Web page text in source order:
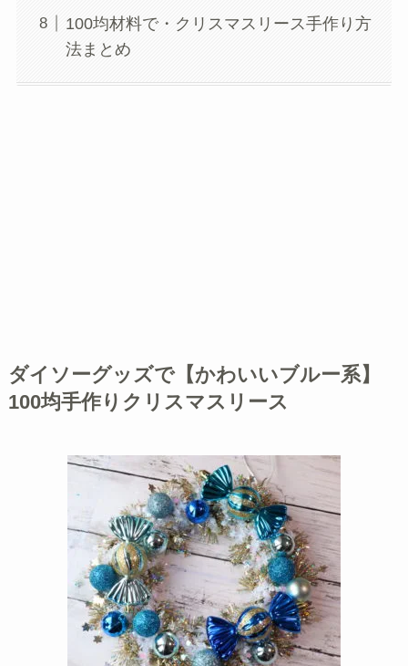
100均材料で・クリスマスリース手作り方
法まとめ
ダイソーグッズで【かわいいブルー系】
100均手作りクリスマスリース